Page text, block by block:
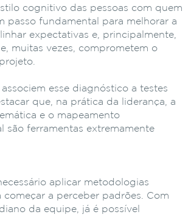
cognitivo das pessoas com quem
passo fundamental para melhorar a
expectativas e, principalmente,
muitas vezes, comprometem o
esse diagnóstico a testes
que, na prática da liderança, a
e o mapeamento
são ferramentas extremamente
aplicar metodologias
começar a perceber padrões. Com
da equipe, já é possível